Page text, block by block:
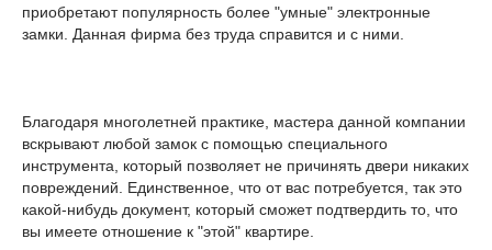
приобретают популярность более "умные" электронные
замки. Данная фирма без труда справится и с ними.
Благодаря многолетней практике, мастера данной компании
вскрывают любой замок с помощью специального
инструмента, который позволяет не причинять двери никаких
повреждений. Единственное, что от вас потребуется, так это
какой-нибудь документ, который сможет подтвердить то, что
вы имеете отношение к "этой" квартире.